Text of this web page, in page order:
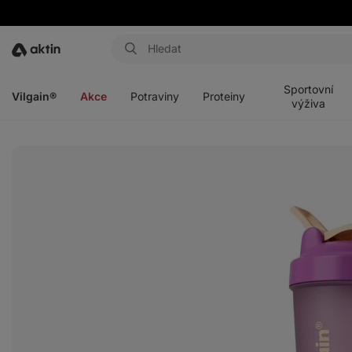
Aktin
Vilgain® Akce Potraviny Proteiny
Sportovní
výživa